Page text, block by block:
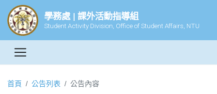
學務處 | 課外活動指導組
Student Activity Division, Office of Student Affairs, NTU
首頁 公告列表 公告內容